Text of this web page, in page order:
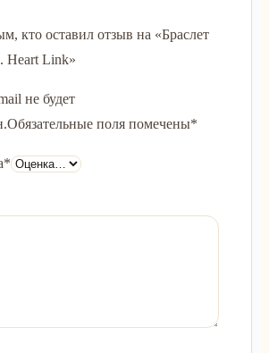
кто оставил отзыв на «Браслет
Heart Link»
не будет
Обязательные поля помечены*
*